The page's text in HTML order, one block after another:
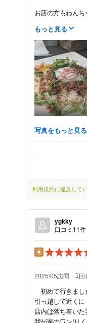
お店の方もわん
もっと見る
写真をもっと見る
利用規約に違反して
ygkky
口コミ11件
2025/05訪問 1回
初めて行きまし
引っ越して近くに
店内は落ち着い